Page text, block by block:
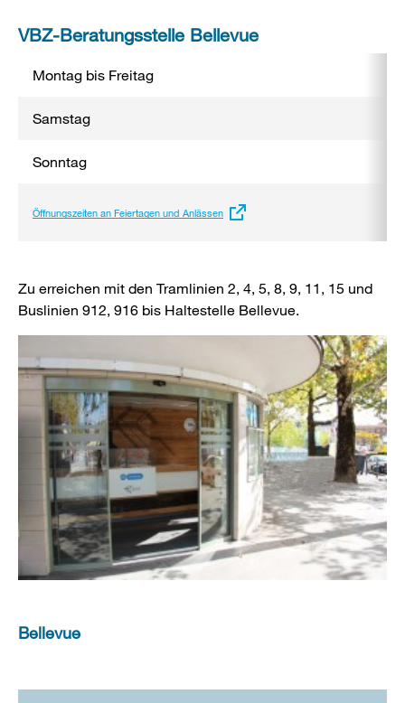
VBZ-Beratungsstelle Bellevue
Montag bis Freitag
Samstag
Sonntag
Externer
Öffnungszeiten an Feiertagen und Anlässen
Zu erreichen mit den Tramlinien 2, 4, 5, 8, 9, 11, 15 und
Buslinien 912, 916 bis Haltestelle Bellevue.
Bellevue